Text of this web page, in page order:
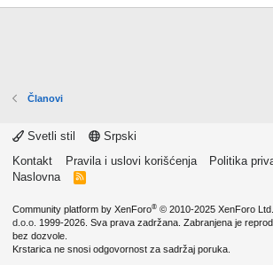
Članovi
Svetli stil
Srpski
Kontakt
Pravila i uslovi korišćenja Politika
Naslovna
R
Community platform by XenForo® © 2010-2025 XenForo Ltd.
d.o.o. 1999-2026. Sva prava zadržana. Zabranjena je
bez dozvole.
Krstarica ne snosi odgovornost za sadržaj poruka.